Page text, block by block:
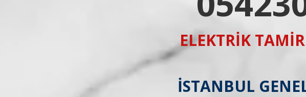
ELEKTRİK
İSTANBUL